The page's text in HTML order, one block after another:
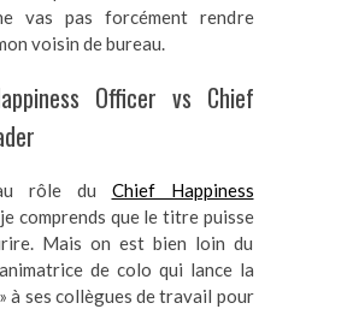
vas pas forcément rendre
voisin de bureau.
Officer vs Chief
rôle du Chief Happiness
comprends que le titre puisse
Mais on est bien loin du
de colo qui lance la
à ses collègues de travail pour